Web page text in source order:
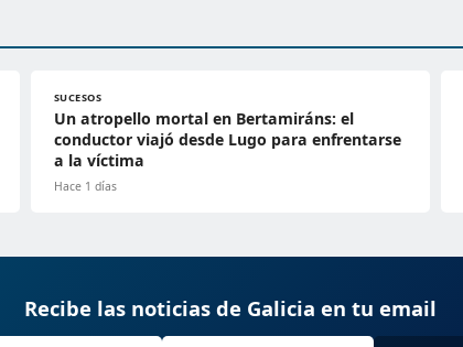
SUCESOS
Un atropello mortal en Bertamiráns: el
conductor viajó desde Lugo para enfrentarse
a la víctima
Hace 1 días
Recibe las noticias de Galicia en tu email